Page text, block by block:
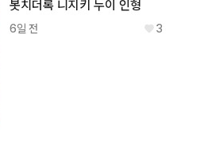
봇치더록 니지키 누이 인형
6일 전 3